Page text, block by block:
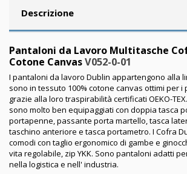
Descrizione
Pantaloni da Lavoro Multitasche
Cotone CanvasV052-0-01
I pantaloni da lavoro Dublin appartengono alla
sono in tessuto 100% cotone canvas ottimi per i
grazie alla loro traspirabilità certificati OEKO-
sono molto ben equipaggiati con doppia tasca
portapenne, passante porta martello, tasca
taschino anteriore e tasca portametro. I Cofra
comodi con taglio ergonomico di gambe e
vita regolabile, zip YKK. Sono pantaloni adatti
nella logistica e nell' industria.